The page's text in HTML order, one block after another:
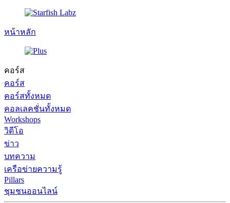
หน้าหลัก
คอร์ส
คอร์ส
คอร์สทั้งหมด
คอลเลคชั่นทั้งหมด
Workshops
วิดีโอ
ข่าว
บทความ
เครือข่ายความรู้
Pillars
ชุมชนออนไลน์